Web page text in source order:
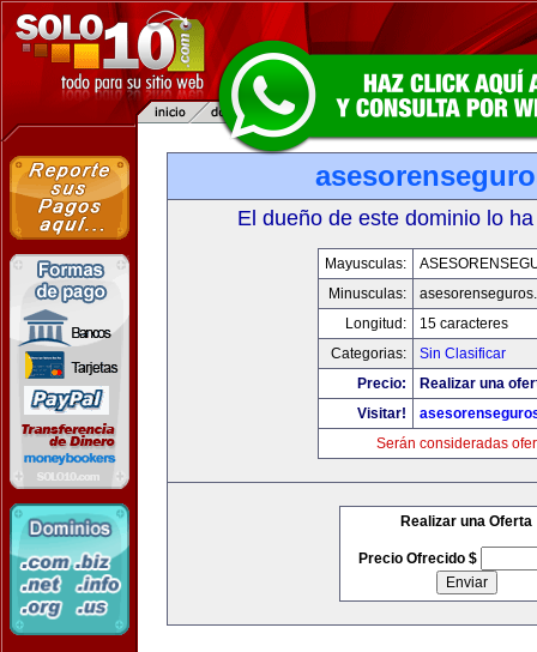
El dueño de este dominio lo
Mayusculas:
Minusculas:
Longitud:
15 caracteres
Categorias:
Sin Clasificar
Precio:
Realizar una
Visitar!
Serán consideradas
Realizar una Oferta
Precio Ofrecido $